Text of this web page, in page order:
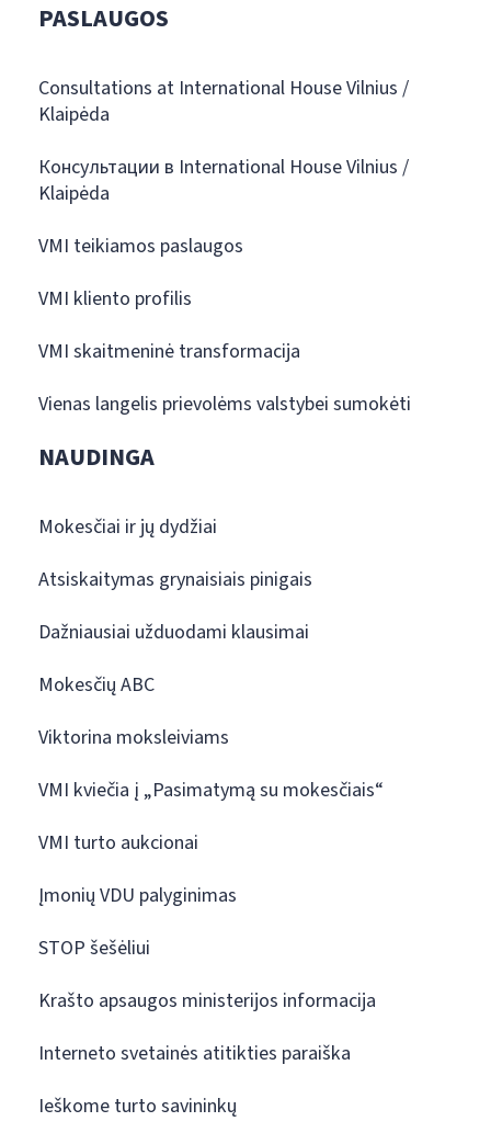
PASLAUGOS
Consultations at International House Vilnius /
Klaipėda
Консультации в International House Vilnius /
Klaipėda
VMI teikiamos paslaugos
VMI kliento profilis
VMI skaitmeninė transformacija
Vienas langelis prievolėms valstybei sumokėti
NAUDINGA
Mokesčiai ir jų dydžiai
Atsiskaitymas grynaisiais pinigais
Dažniausiai užduodami klausimai
Mokesčių ABC
Viktorina moksleiviams
VMI kviečia į „Pasimatymą su mokesčiais“
VMI turto aukcionai
Įmonių VDU palyginimas
STOP šešėliui
Krašto apsaugos ministerijos informacija
Interneto svetainės atitikties paraiška
Ieškome turto savininkų